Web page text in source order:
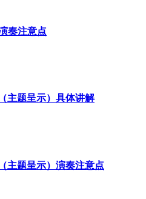
奏注意点
主题呈示）具体讲解
主题呈示）演奏注意点